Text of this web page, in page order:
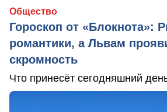
Общество
Гороскоп от «Блокнота»:
романтики, а Львам
скромность
Что принесёт сегодняшний